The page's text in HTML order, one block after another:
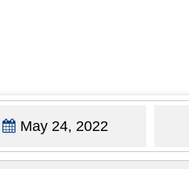
May 24, 2022